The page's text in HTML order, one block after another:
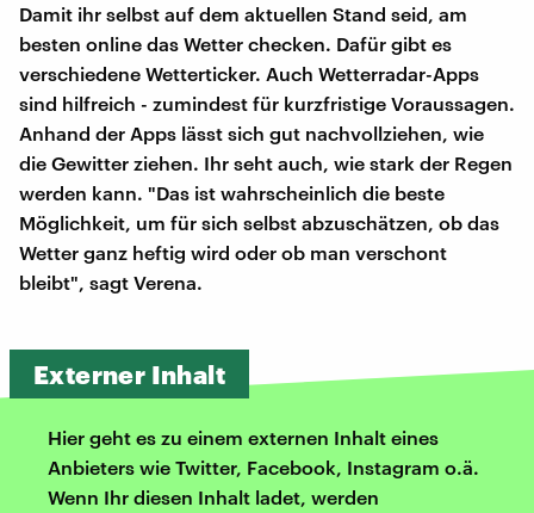
Damit ihr selbst auf dem aktuellen Stand seid, am
besten online das Wetter checken. Dafür gibt es
verschiedene Wetterticker. Auch Wetterradar-Apps
sind hilfreich - zumindest für kurzfristige Voraussagen.
Anhand der Apps lässt sich gut nachvollziehen, wie
die Gewitter ziehen. Ihr seht auch, wie stark der Regen
werden kann. "Das ist wahrscheinlich die beste
Möglichkeit, um für sich selbst abzuschätzen, ob das
Wetter ganz heftig wird oder ob man verschont
bleibt", sagt Verena.
Externer Inhalt
Hier geht es zu einem externen Inhalt eines
Anbieters wie Twitter, Facebook, Instagram o.ä.
Wenn Ihr diesen Inhalt ladet, werden